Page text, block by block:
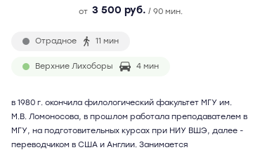
от 3 500 руб. / 90 мин.
Отрадное 11 мин
Верхние Лихоборы 4 мин
в 1980 г. окончила филологический факультет МГУ им.
М.В. Ломоносова, в прошлом работала преподавателем в
МГУ, на подготовительных курсах при НИУ ВШЭ, далее -
переводчиком в США и Англии. Занимается